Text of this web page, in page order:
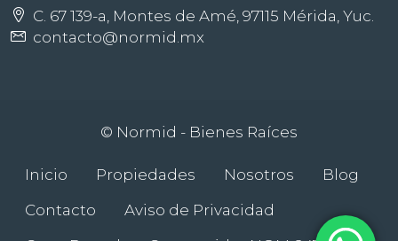
C. 67 139-a, Montes de Amé, 97115 Mérida, Yuc.
contacto@normid.mx
© Normid - Bienes Raíces
Inicio Propiedades Nosotros
Blog
Contacto
Aviso de Privacidad